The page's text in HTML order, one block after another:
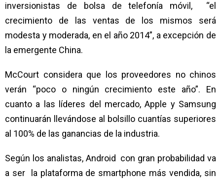
inversionistas de bolsa de telefonía móvil, “el
crecimiento de las ventas de los mismos será
modesta y moderada, en el año 2014”, a excepción de
la emergente China.
McCourt considera que los proveedores no chinos
verán “poco o ningún crecimiento este año”. En
cuanto a las líderes del mercado, Apple y Samsung
continuarán llevándose al bolsillo cuantías superiores
al 100% de las ganancias de la industria.
Según los analistas, Android con gran probabilidad va
a ser la plataforma de smartphone más vendida, sin